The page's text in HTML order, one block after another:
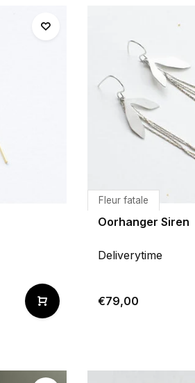
Fleur fatale
Oorhanger Siren
Deliverytime
€79,00